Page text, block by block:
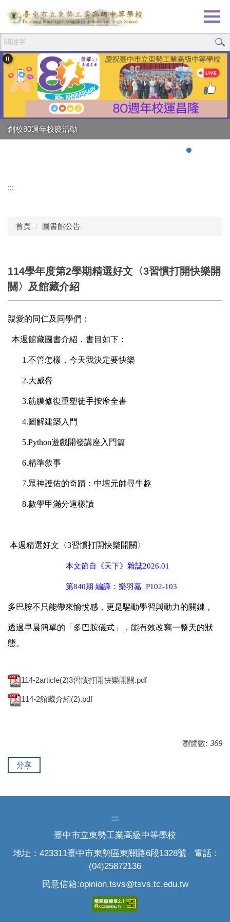
跳
到
要
內
容
區
創校80週年校慶活動
:::
首頁 圖書館公告
114學年度第2學期精選好文〈3習慣打開快樂開
關〉及館藏介紹
親愛的同仁及同學們：
本週館藏圖書介紹，書目如下：
1.不管怎樣，今天我決定要快樂
2.大威脅
3.筋膜修復重塑徒手按摩全書
4.圖解建築入門
5.Python遊戲開發講座入門篇
6.精準敘事
7.眾神護佑的奇蹟：中壇元帥尋牛趣
8.數學甲滿分這樣讀
本週精選好文〈3習慣打開快樂開關 〉
本文節自《天下》雜誌2026.01
第840期 編譯：樂羽嘉 P102-103
多巴胺不只能帶來愉悅感，更是驅動學習與動力的關鍵，
透過早晨簡單的「多巴胺儀式」，能有效改寫一整天的狀
態。
114-2article(2)3習慣打開快樂開關.pdf
114-2館藏介紹(2).pdf
瀏覽數: 369
分享
:::
臺中市立東勢工業高級中等學校
地址：423311臺中市東勢區東關路6段1328號 電話 :
(04)25872136
民意信箱:opinion.tsvs@tsvs.tc.edu.tw